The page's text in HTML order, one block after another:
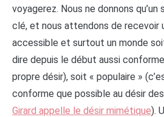
voyagerez. Nous ne donnons qu’un
clé, et nous attendons de recevoir
accessible et surtout un monde
dire depuis le début aussi
propre désir), soit « populaire »
conforme que possible au désir
Girard appelle le désir mimétique).